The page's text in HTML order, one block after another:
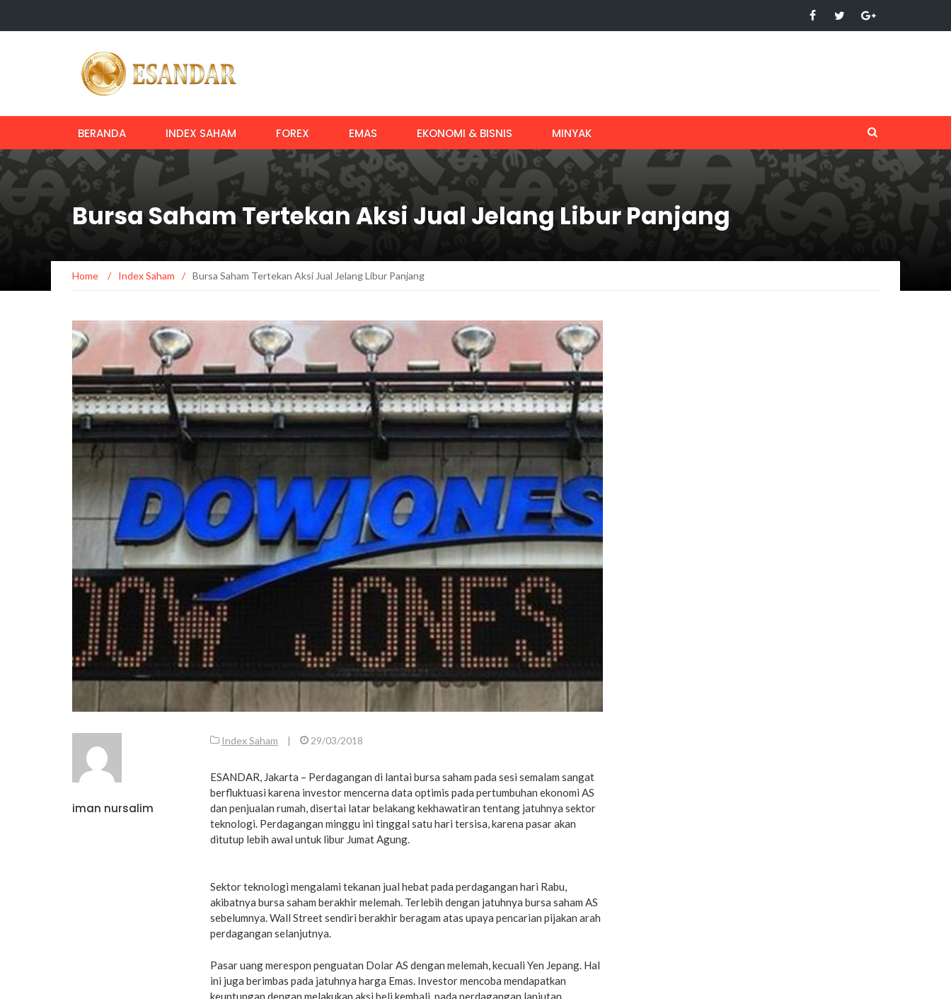
BERANDA INDEX SAHAM FOREX EMAS EKONOMI & BISNIS MINYAK
Bursa Saham Tertekan Aksi Jual Jelang Libur Panjang
Home / Index Saham / Bursa Saham Tertekan Aksi Jual Jelang Libur Panjang
iman nursalim
Index Saham | 29/03/2018
ESANDAR, Jakarta – Perdagangan di lantai bursa saham pada sesi semalam sangat
berfluktuasi karena investor mencerna data optimis pada pertumbuhan ekonomi AS
dan penjualan rumah, disertai latar belakang kekhawatiran tentang jatuhnya sektor
teknologi. Perdagangan minggu ini tinggal satu hari tersisa, karena pasar akan
ditutup lebih awal untuk libur Jumat Agung.
Sektor teknologi mengalami tekanan jual hebat pada perdagangan hari Rabu,
akibatnya bursa saham berakhir melemah. Terlebih dengan jatuhnya bursa saham AS
sebelumnya. Wall Street sendiri berakhir beragam atas upaya pencarian pijakan arah
perdagangan selanjutnya.
Pasar uang merespon penguatan Dolar AS dengan melemah, kecuali Yen Jepang. Hal
ini juga berimbas pada jatuhnya harga Emas. Investor mencoba mendapatkan
keuntungan dengan melakukan aksi beli kembali pada perdagangan lanjutan.